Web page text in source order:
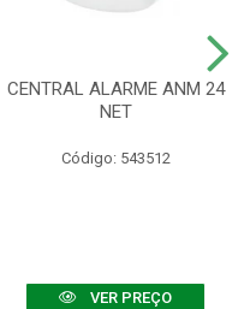
CENTRAL ALARME ANM 24
NET
Código: 543512
VER PREÇO